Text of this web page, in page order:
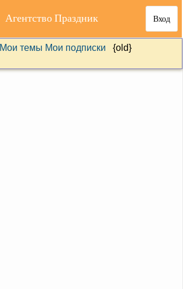
Вход
Агентство Праздник
Мои темы Мои подписки {old}